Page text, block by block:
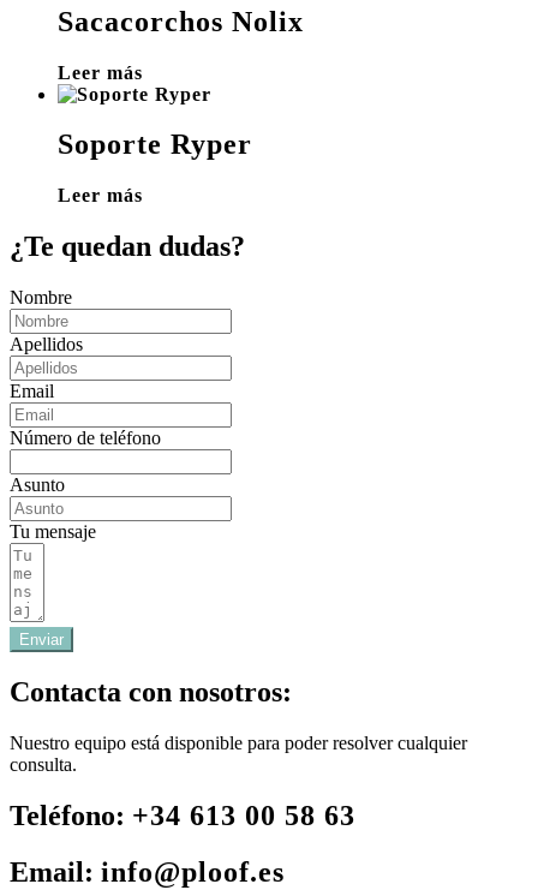
Sacacorchos Nolix
Leer más
Soporte Ryper
Leer más
¿Te quedan dudas?
Nombre
Apellidos
Email
Número de teléfono
Asunto
Tu mensaje
Enviar
Contacta con nosotros:
Nuestro equipo está disponible para poder resolver cualquier
consulta.
Teléfono: +34 613 00 58 63
Email: info@ploof.es